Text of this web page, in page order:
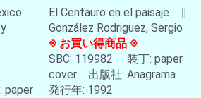
paper
El Centauro en el paisaje ∥
González Rodriguez, Sergio
※ お買い得商品 ※
SBC: 119982 装丁: paper
cover 出版社: Anagrama
発行年: 1992